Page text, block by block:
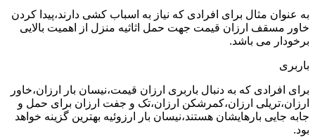
به عنوان مثال برای افرادی که نیاز به اسباب کشی دارند،پیدا کردن
خاور مسقف ارزان قیمت جهت حمل اثاثیه منزل از اهمیت بالایی
برخودار می باشد.
باربری
برای افرادی که به دنبال باربری ارزان قیمت،نیسان بار ارزان،خاور
ارزان،تریلی ارزان،کمرشکن ارزان،تک و جفت ارزان برای حمل و
جابه جایی بارهایشان هستند،نیسان بار ارزوئیه بهترین گزینه خواهد
بود.